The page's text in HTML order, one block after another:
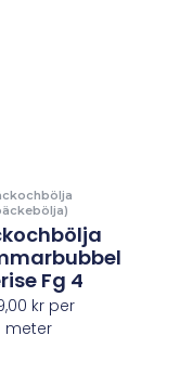
Fg 4
kr per
meter